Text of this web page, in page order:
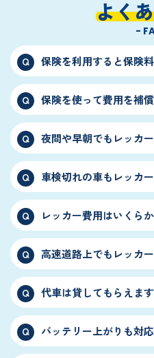
よく
-
Q 保険を利用すると保険
Q 保険を使って費用を補
Q 夜間や早朝でもレッカ
Q 車検切れの車もレッカ
Q レッカー費用はいくら
Q 高速道路上でもレッカ
Q 代車は貸してもらえます
Q バッテリー上がりも対